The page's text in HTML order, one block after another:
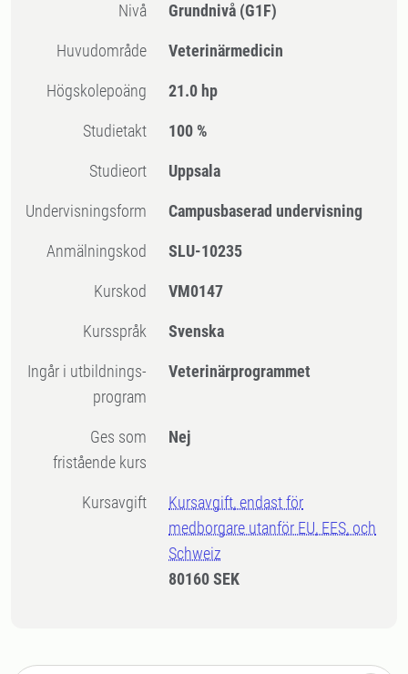
Nivå Grundnivå (G1F)
Huvudområde Veterinärmedicin
högskolepoäng 21.0 hp
Studietakt 100 %
Studieort Uppsala
Undervisningsform Campusbaserad undervisning
Anmälningskod SLU-10235
Kurskod VM0147
Kursspråk Svenska
Ingår i utbildnings-
program
Veterinärprogrammet
Ges som
fristående kurs
Nej
Kursavgift
Kursavgift, endast för
medborgare utanför EU, EES, och
Schweiz
80160 SEK